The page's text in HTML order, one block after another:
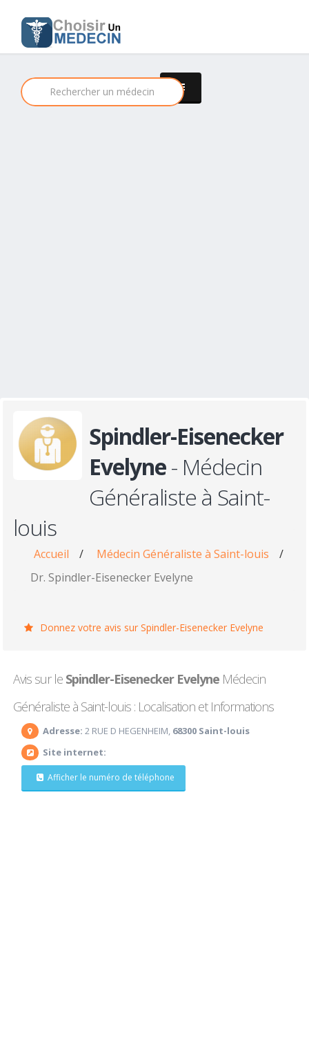
Spindler-Eisenecker
Evelyne- Médecin
Généraliste à Saint-
louis
Accueil / Médecin Généraliste à Saint-louis
/
Dr. Spindler-Eisenecker Evelyne
Donnez votre avis sur Spindler-Eisenecker Evelyne
Avis sur le Spindler-Eisenecker Evelyne Médecin
Généraliste à Saint-louis : Localisation et Informations
Adresse: 2 RUE D HEGENHEIM, 68300 Saint-louis
Site internet:
Afficher le numéro de téléphone